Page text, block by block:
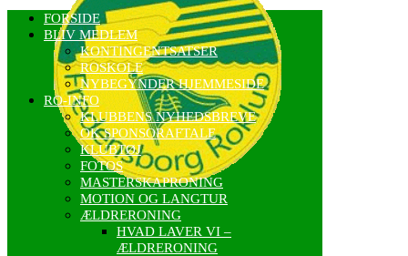
FORSIDE
BLIV MEDLEM
KONTINGENTSATSER
ROSKOLE
NYBEGYNDER HJEMMESIDE
RO-INFO
KLUBBENS NYHEDSBREVE
OK SPONSORAFTALE
KLUBTØJ
FOTOS
MASTERSKAPRONING
MOTION OG LANGTUR
ÆLDRERONING
HVAD LAVER VI –
ÆLDRERONING